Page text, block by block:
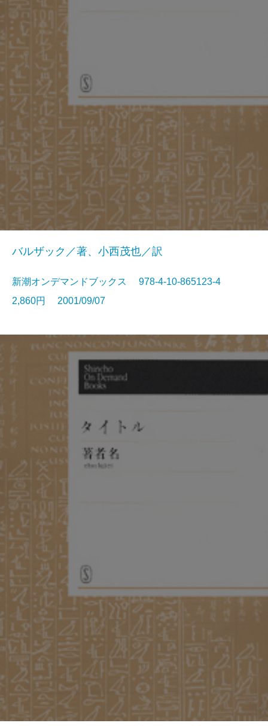
バルザック／著、小西茂也／訳
新潮オンデマンドブックス 978-4-10-865123-4
2,860円 2001/09/07